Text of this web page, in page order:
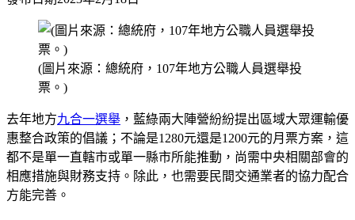
(圖片來源：總統府，107年地方公職人員選舉投
票。)
去年地方九合一選舉 ，藍綠兩大陣營紛紛提出區域大眾運輸優
惠整合政策的倡議；不論是1280元還是1200元的月票方案，這
都不是單一直轄市或單一縣市所能推動，尚需中央相關部會的
相應措施與財務支持。除此，也需要民間交通業者的協力配合
方能完善。